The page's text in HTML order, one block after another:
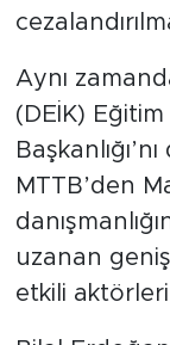
Aynı
(DEİK)
MTTB’den
uzanan
etkili